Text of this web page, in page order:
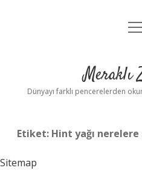
Yasal
Meraklı
Dünyayı farklı pencerelerden
Etiket: Hint yağı
Sitemap